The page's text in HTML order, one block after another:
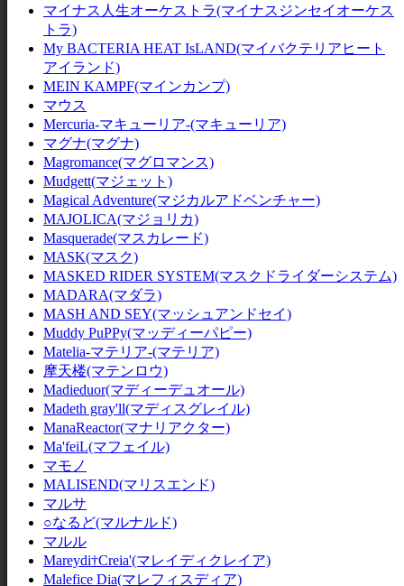
マイナス人生オーケストラ(マイナスジンセイオーケス
トラ)
My BACTERIA HEAT IsLAND(マイバクテリアヒート
アイランド)
MEIN KAMPF(マインカンプ)
マウス
Mercuria-マキューリア-(マキューリア)
マグナ(マグナ)
Magromance(マグロマンス)
Mudgett(マジェット)
Magical Adventure(マジカルアドベンチャー)
MAJOLICA(マジョリカ)
Masquerade(マスカレード)
MASK(マスク)
MASKED RIDER SYSTEM(マスクドライダーシステム)
MADARA(マダラ)
MASH AND SEY(マッシュアンドセイ)
Muddy PuPPy(マッディーパピー)
Matelia-マテリア-(マテリア)
摩天楼(マテンロウ)
Madieduor(マディーデュオール)
Madeth gray'll(マディスグレイル)
ManaReactor(マナリアクター)
Ma'feiL(マフェイル)
マモノ
MALISEND(マリスエンド)
マルサ
○なるど(マルナルド)
マルル
Mareydi†Creia'(マレイディクレイア)
Malefice Dia(マレフィスディア)